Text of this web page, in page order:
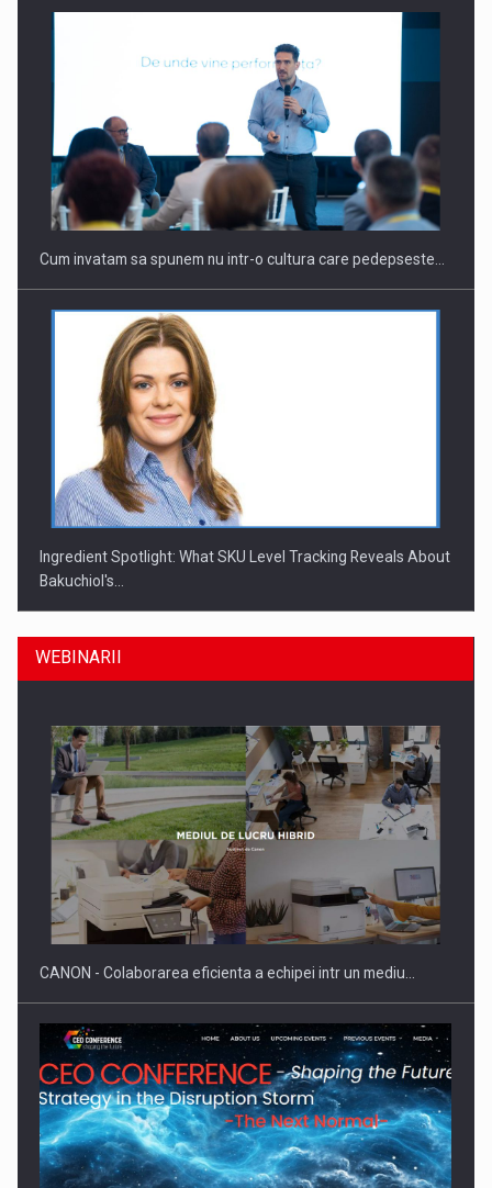
Cum invatam sa spunem nu intr-o cultura care pedepseste…
Ingredient Spotlight: What SKU Level Tracking Reveals About
Bakuchiol's…
Producatorii si comerciantii care nu se supun noilor
reglementari…
WEBINARII
CANON - Colaborarea eficienta a echipei intr un mediu…